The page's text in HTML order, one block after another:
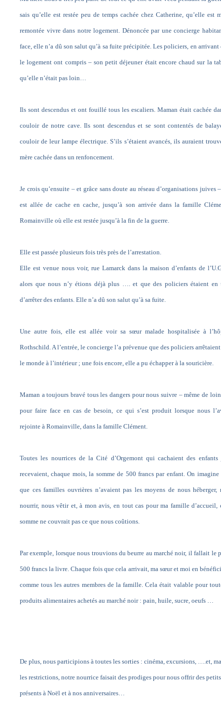
sais qu’elle est restée peu de temps cachée chez Catherine, qu’elle est
remontée vivre dans notre logement. Dénoncée par une concierge
face, elle n’a dû son salut qu’à sa fuite précipitée. Les policiers, en arrivant
le logement ont compris – son petit déjeuner était encore chaud sur la
qu’elle n’était pas loin…
Ils sont descendus et ont fouillé tous les escaliers. Maman était cachée
couloir de notre cave. Ils sont descendus et se sont contentés de
couloir de leur lampe électrique. S’ils s’étaient avancés, ils auraient
mère cachée dans un renfoncement.
Je crois qu’ensuite – et grâce sans doute au réseau d’organisations juives
est allée de cache en cache, jusqu’à son arrivée dans la famille
Romainville où elle est restée jusqu’à la fin de la guerre.
Elle est passée plusieurs fois très près de l’arrestation.
Elle est venue nous voir, rue Lamarck dans la maison d’enfants de
alors que nous n’y étions déjà plus …. et que des policiers étaient en
d’arrêter des enfants. Elle n’a dû son salut qu’à sa fuite.
Une autre fois, elle est allée voir sa sœur malade hospitalisée à
Rothschild. A l’entrée, le concierge l’a prévenue que des policiers
le monde à l’intérieur ; une fois encore, elle a pu échapper à la souricière.
Maman a toujours bravé tous les dangers pour nous suivre – même de
pour faire face en cas de besoin, ce qui s’est produit lorsque nous
rejointe à Romainville, dans la famille Clément.
Toutes les nourrices de la Cité d’Orgemont qui cachaient des enfants
recevaient, chaque mois, la somme de 500 francs par enfant. On imagine
que ces familles ouvrières n’avaient pas les moyens de nous héberger,
nourrir, nous vêtir et, à mon avis, en tout cas pour ma famille d’accueil,
somme ne couvrait pas ce que nous coûtions.
Par exemple, lorsque nous trouvions du beurre au marché noir, il fallait le
500 francs la livre. Chaque fois que cela arrivait, ma sœur et moi en
comme tous les autres membres de la famille. Cela était valable pour
produits alimentaires achetés au marché noir : pain, huile, sucre, oeufs …
De plus, nous participions à toutes les sorties : cinéma, excursions, ….et,
les restrictions, notre nourrice faisait des prodiges pour nous offrir des petits
présents à Noël et à nos anniversaires…